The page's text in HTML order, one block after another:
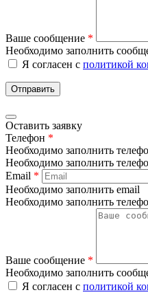
Ваше сообщение *
Необходимо заполнить
Я согласен с политикой
Отправить
Оставить заявку
Телефон *
Необходимо заполнить
Необходимо заполнить
Email *
Необходимо заполнить email
Необходимо заполнить
Ваше сообщение *
Необходимо заполнить
Я согласен с политикой